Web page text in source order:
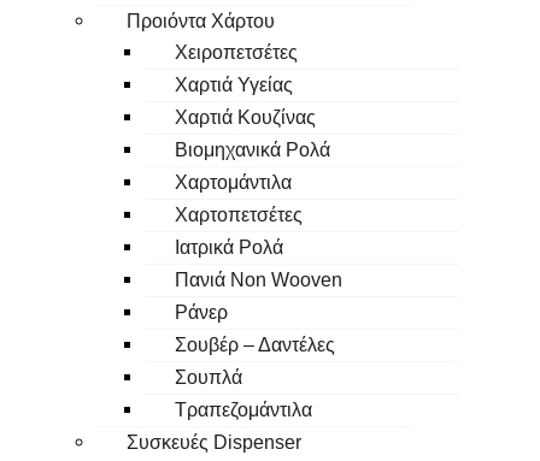
Προιόντα Χάρτου
Χειροπετσέτες
Χαρτιά Υγείας
Χαρτιά Κουζίνας
Βιομηχανικά Ρολά
Χαρτομάντιλα
Χαρτοπετσέτες
Ιατρικά Ρολά
Πανιά Non Wooven
Ράνερ
Σουβέρ – Δαντέλες
Σουπλά
Τραπεζομάντιλα
Συσκευές Dispenser